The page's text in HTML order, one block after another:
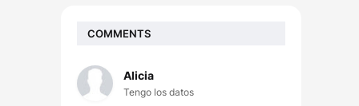
COMMENTS
Alicia
Tengo los datos